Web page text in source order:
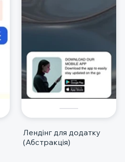
Лендінг для додатку
(Абстракція)